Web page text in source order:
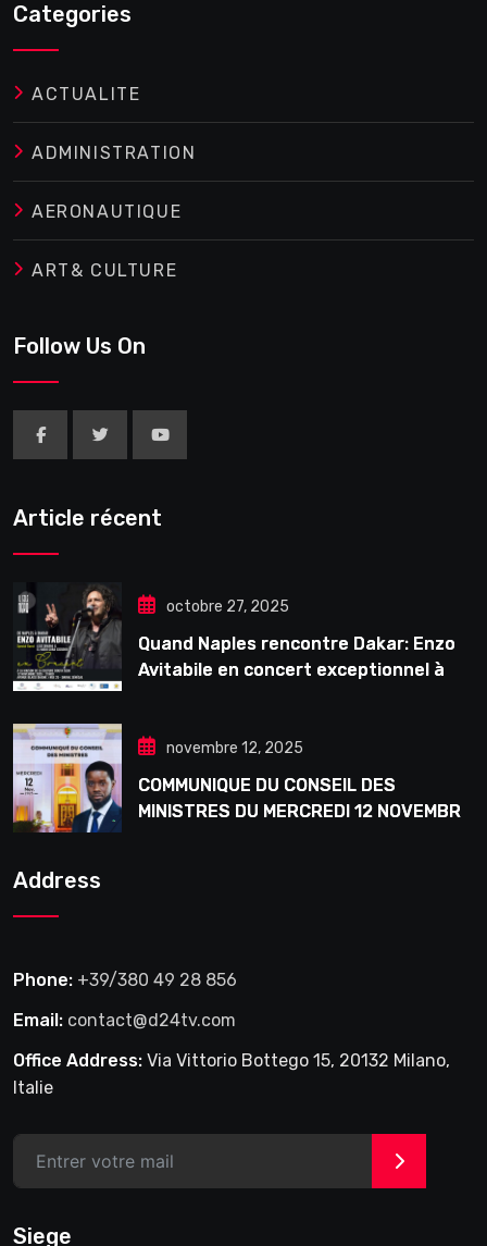
Categories
ACTUALITE
ADMINISTRATION
AERONAUTIQUE
ART& CULTURE
Follow Us On
Article récent
octobre 27, 2025
Quand Naples rencontre Dakar: Enzo
Avitabile en concert exceptionnel à
novembre 12, 2025
COMMUNIQUE DU CONSEIL DES
MINISTRES DU MERCREDI 12 NOVEMBRE
Address
Phone: +39/380 49 28 856
Email: contact@d24tv.com
Office Address: Via Vittorio Bottego 15, 20132 Milano,
Italie
>
Siege